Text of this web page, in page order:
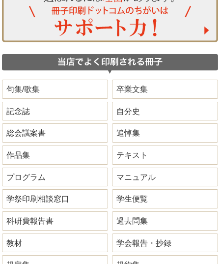
句集/歌集 卒業文集
記念誌 自分史
総会議案書 追悼集
作品集 テキスト
プログラム マニュアル
学祭印刷相談窓口 学生便覧
科研費報告書 過去問集
教材 学会報告・抄録